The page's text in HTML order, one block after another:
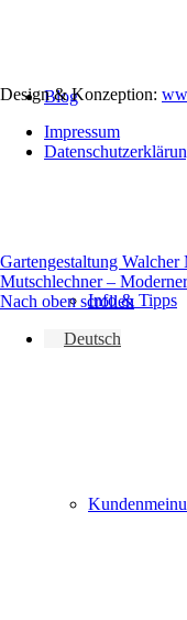
Blog
Info & Tipps
Design & Konzeption:
Impressum
Gartengestaltung
Mutschlechner –
Nach oben scrollen
Deutsch